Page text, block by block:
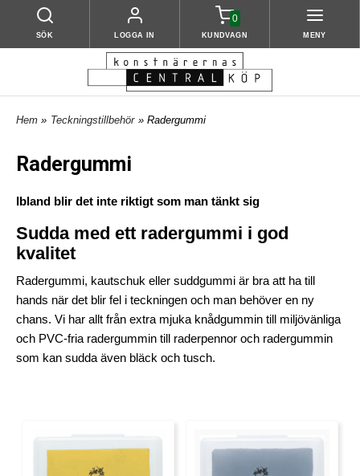
SÖK LOGGA IN
0
KUNDVAGN MENY
Hem » Teckningstillbehör » Radergummi
Radergummi
Ibland blir det inte riktigt som man tänkt sig
Sudda med ett radergummi i god
kvalitet
Radergummi, kautschuk eller suddgummi är bra att ha till
hands när det blir fel i teckningen och man behöver en ny
chans. Vi har allt från extra mjuka knådgummin till miljövänliga
och PVC-fria radergummin till raderpennor och radergummin
som kan sudda även bläck och tusch.